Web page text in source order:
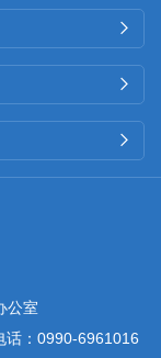



公室
话：0990-6961016